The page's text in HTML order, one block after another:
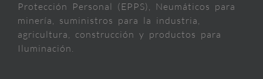
Protección Personal (EPPS), Neumáticos para
minería, suministros para la industria,
agricultura, construcción y productos para
Iluminación.